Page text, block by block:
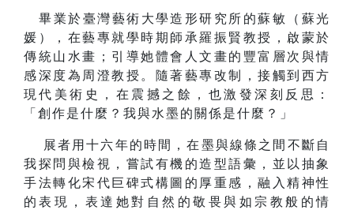
畢業於臺灣藝術大學造形研究所的蘇敏（蘇光
媛），在藝專就學時期師承羅振賢教授，啟蒙於
傳統山水畫；引導她體會人文畫的豐富層次與情
感深度為周澄教授。隨著藝專改制，接觸到西方
現代美術史，在震撼之餘，也激發深刻反思：
「創作是什麼？我與水墨的關係是什麼？」
展者用十六年的時間，在墨與線條之間不斷自
我探問與檢視，嘗試有機的造型語彙，並以抽象
手法轉化宋代巨碑式構圖的厚重感，融入精神性
的表現，表達她對自然的敬畏與如宗教般的情